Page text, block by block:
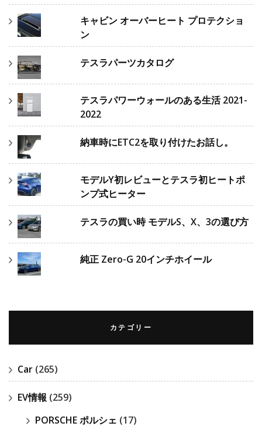
キャビン オーバーヒート プロテクショ
ン
テスラパーツカタログ
テスラパワーウォールのある生活 2021-
2022
納車時にETC2を取り付けたお話し。
モデルY初レビューとテスラ初ヒートポ
ンプ式ヒーター
テスラの買い時 モデルS、X、3の選び方
純正 Zero-G 20インチホイール
カテゴリー
Car (265)
EV情報 (259)
PORSCHE ポルシェ (17)